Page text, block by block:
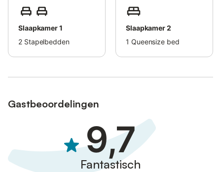
Slaapkamer 1
2 Stapelbedden
Slaapkamer 2
1 Queensize bed
Gastbeoordelingen
9,7
Fantastisch